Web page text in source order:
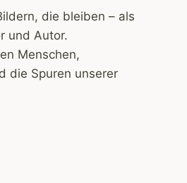
die bleiben – als
und Autor.
Menschen,
die Spuren unserer